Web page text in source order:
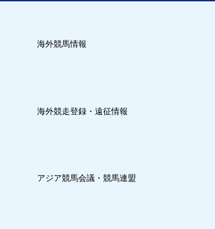
海外競馬情報
海外競走登録・遠征情報
アジア競馬会議・競馬連盟